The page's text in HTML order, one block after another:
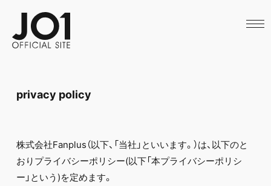
SCHEDULE
ARCHIVES
JO1 MAIL
privacy policy
株式会社Fanplus（以下、「当社」といいます。）は、以下のと
おりプライバシーポリシー(以下「本プライバシーポリシ
ー」という)を定めます。